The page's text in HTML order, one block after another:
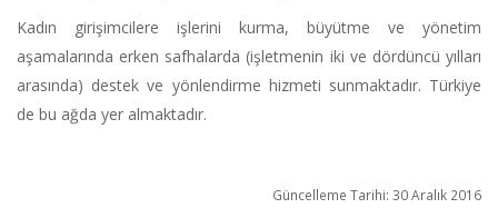
Kadın girişimcilere işlerini kurma, büyütme ve yönetim
aşamalarında erken safhalarda (işletmenin iki ve dördüncü yılları
arasında) destek ve yönlendirme hizmeti sunmaktadır. Türkiye
de bu ağda yer almaktadır.
Güncelleme Tarihi: 30 Aralık 2016